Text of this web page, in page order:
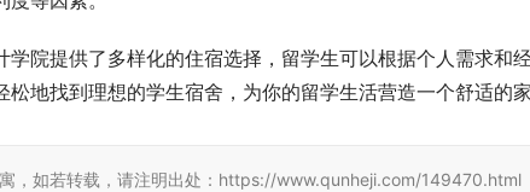
院提供了多样化的住宿选择，留学生可以根据个人需求和
地找到理想的学生宿舍，为你的留学生活营造一个舒适的家
，如若转载，请注明出处：https://www.qunheji.com/149470.html